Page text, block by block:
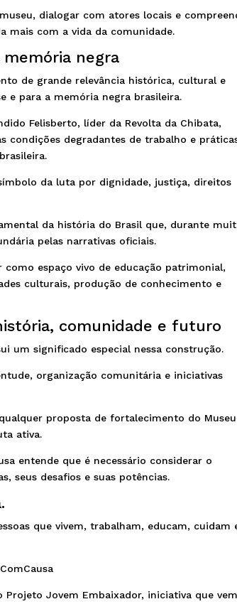
dialogar com atores locais e
mais com a vida da comunidade.
negra
de grande relevância histórica, cultural e
e para a memória negra brasileira.
Felisberto, líder da Revolta da Chibata,
condições degradantes de trabalho e
da luta por dignidade, justiça, direitos
da história do Brasil que, durante
pelas narrativas oficiais.
espaço vivo de educação patrimonial,
culturais, produção de conhecimento e
comunidade e futuro
um significado especial nessa construção.
organização comunitária e iniciativas
proposta de fortalecimento do Museu
ativa.
entende que é necessário considerar o
seus desafios e suas potências.
que vivem, trabalham, educam, cuidam
Jovem Embaixador, iniciativa que